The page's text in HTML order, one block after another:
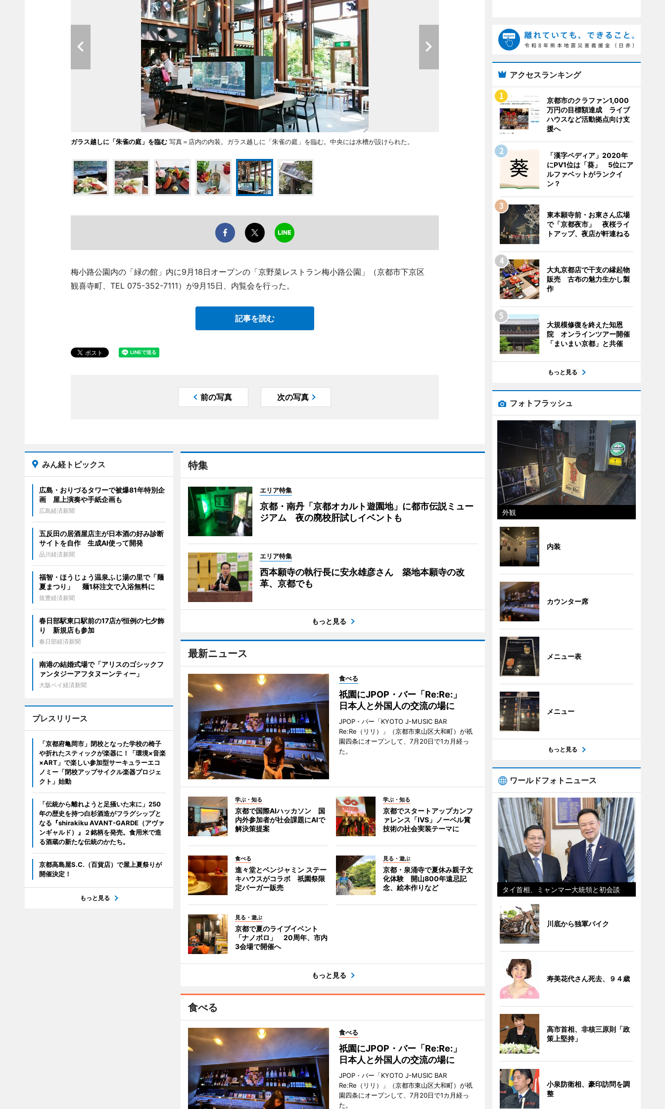
ガラス越しに「朱雀の庭」を臨む写真＝店内の内装。ガラス越しに「朱雀の庭」を臨む。中央には水槽が設けられた。
梅小路公園内の「緑の館」内に9月18日オープンの「京野菜レストラン梅小路公園」（京都市下京区
観喜寺町、TEL 075-352-7111）が9月15日、内覧会を行った。
記事を読む
前の写真 次の写真
特集
エリア特集
京都・南丹「京都オカルト遊園地」に都市伝説ミュー
ジアム 夜の廃校肝試しイベントも
エリア特集
西本願寺の執行長に安永雄彦さん 築地本願寺の改
革、京都でも
もっと見る
最新ニュース
食べる
祇園にJPOP・バー「Re:Re:」
日本人と外国人の交流の場に
JPOP・バー「KYOTO J-MUSIC BAR
Re:Re（リリ）」（京都市東山区大和町）が祇
園四条にオープンして、7月20日で1カ月経っ
た。
学ぶ・知る
京都で国際AIハッカソン 国
内外参加者が社会課題にAIで
解決策提案
学ぶ・知る
京都でスタートアップカンフ
ァレンス「IVS」ノーベル賞
技術の社会実装テーマに
食べる
進々堂とベンジャミン ステー
キハウスがコラボ 祇園祭限
定バーガー販売
見る・遊ぶ
京都・泉涌寺で夏休み親子文
化体験 開山800年遠忌記
念、絵本作りなど
見る・遊ぶ
京都で夏のライブイベント
「ナノボロ」 20周年、市内
3会場で開催へ
もっと見る
食べる
食べる
祇園にJPOP・バー「Re:Re:」
日本人と外国人の交流の場に
JPOP・バー「KYOTO J-MUSIC BAR
Re:Re（リリ）」（京都市東山区大和町）が祇
園四条にオープンして、7月20日で1カ月経っ
た。
みん経トピックス
広島・おりづるタワーで被爆81年特別企
画 屋上演奏や手紙企画も
広島経済新聞
五反田の居酒屋店主が日本酒の好み診断
サイトを自作 生成AI使って開発
品川経済新聞
福智・ほうじょう温泉ふじ湯の里で「麺
夏まつり」 麺1杯注文で入浴無料に
筑豊経済新聞
春日部駅東口駅前の17店が恒例の七夕飾
り 新規店も参加
春日部経済新聞
南港の結婚式場で「アリスのゴシックフ
ァンタジーアフタヌーンティー」
大阪ベイ経済新聞
プレスリリース
「京都府亀岡市」閉校となった学校の椅子
や折れたスティックが楽器に！「環境×音楽
×ART」で楽しい参加型サーキュラーエコ
ノミー「閉校アップサイクル楽器プロジェ
クト」始動
「伝統から離れようと足掻いた末に」250
年の歴史を持つ白杉酒造がフラグシップと
なる『shirakiku AVANT-GARDE（アヴァ
ンギャルド）』２銘柄を発売。食用米で造
る酒蔵の新たな伝統のかたち。
京都高島屋S.C.（百貨店）で屋上夏祭りが
開催決定！
もっと見る
アクセスランキング
京都市のクラファン1,000
万円の目標額達成 ライブ
ハウスなど活動拠点向け支
援へ
「漢字ペディア」2020年
にPV1位は「葵」 5位にア
ルファベットがランクイ
ン？
東本願寺前・お東さん広場
で「京都夜市」 夜桜ライ
トアップ、夜店が軒連ねる
大丸京都店で干支の縁起物
販売 古布の魅力生かし製
作
大規模修復を終えた知恩
院 オンラインツアー開催
「まいまい京都」と共催
もっと見る
フォトフラッシュ
外観
内装
カウンター席
メニュー表
メニュー
もっと見る
ワールドフォトニュース
タイ首相、ミャンマー大統領と初会談
川底から独軍バイク
寿美花代さん死去、９４歳
高市首相、非核三原則「政
策上堅持」
小泉防衛相、豪印訪問を調
整